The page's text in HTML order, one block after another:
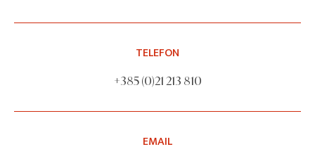
TELEFON
+385 (0)21 213 810
EMAIL